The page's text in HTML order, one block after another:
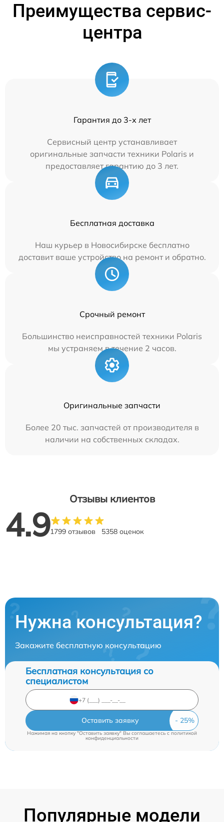
Преимущества сервис-
центра
Гарантия до 3-х лет
Сервисный центр устанавливает
оригинальные запчасти техники Polaris и
предоставляет гарантию до 3 лет.
Бесплатная доставка
Наш курьер в Новосибирске бесплатно
доставит ваше устройство на ремонт и обратно.
Срочный ремонт
Большинство неисправностей техники Polaris
мы устраняем в течение 2 часов.
Оригинальные запчасти
Более 20 тыс. запчастей от производителя в
наличии на собственных складах.
Отзывы клиентов
4.91799 отзывов 5358 оценок
Нужна консультация?
Закажите бесплатную консультацию
Бесплатная консультация со
специалистом
Оставить заявку
Нажимая на кнопку "Оставить заявку" Вы соглашаетесь cполитикой
конфиденциальности
Популярные модели